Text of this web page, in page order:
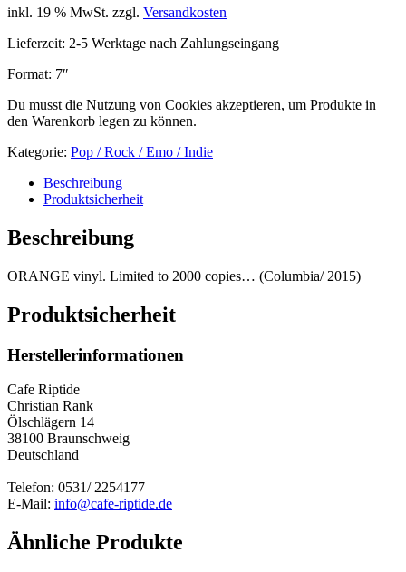
inkl. 19 % MwSt. zzgl. Versandkosten
Lieferzeit: 2-5 Werktage nach Zahlungseingang
Format: 7″
Du musst die Nutzung von Cookies akzeptieren, um Produkte in
den Warenkorb legen zu können.
Kategorie: Pop / Rock / Emo / Indie
Beschreibung
Produktsicherheit
Beschreibung
ORANGE vinyl. Limited to 2000 copies… (Columbia/ 2015)
Produktsicherheit
Herstellerinformationen
Cafe Riptide
Christian Rank
Ölschlägern 14
38100 Braunschweig
Deutschland
Telefon: 0531/ 2254177
E-Mail: info@cafe-riptide.de
Ähnliche Produkte